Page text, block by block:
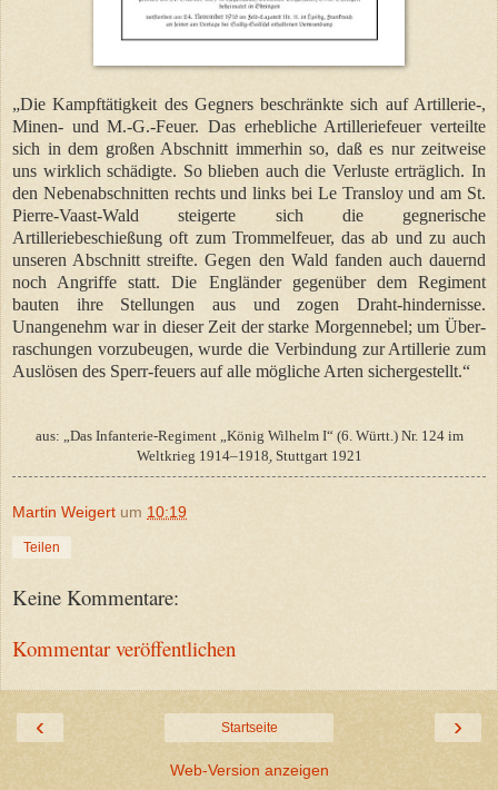
„Die Kampftätigkeit des Gegners beschränkte sich auf Artillerie-,
Minen- und M.-G.-Feuer. Das erhebliche Artilleriefeuer verteilte
sich in dem großen Abschnitt immerhin so, daß es nur zeitweise
uns wirklich schädigte. So blieben auch die Verluste erträglich. In
den Nebenabschnitten rechts und links bei Le Transloy und am St.
Pierre-Vaast-Wald steigerte sich die gegnerische
Artilleriebeschießung oft zum Trommelfeuer, das ab und zu auch
unseren Abschnitt streifte. Gegen den Wald fanden auch dauernd
noch Angriffe statt. Die Engländer gegenüber dem Regiment
bauten ihre Stellungen aus und zogen Draht-hindernisse.
Unangenehm war in dieser Zeit der starke Morgennebel; um Über-
raschungen vorzubeugen, wurde die Verbindung zur Artillerie zum
Auslösen des Sperr-feuers auf alle mögliche Arten sichergestellt.“
aus: „Das Infanterie-Regiment „König Wilhelm I“ (6. Württ.) Nr. 124 im
Weltkrieg 1914–1918ׅ, Stuttgart 1921
Martin Weigert um 10:19
Teilen
Keine Kommentare:
Kommentar veröffentlichen
‹ ›
Startseite
Web-Version anzeigen